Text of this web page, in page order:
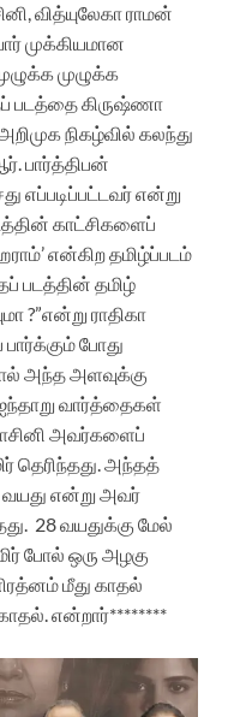
வித்யுலேகா ராமன்
முக்கியமான
முழுக்க
படத்தைகிருஷ்ணா
நிகழ்வில் கலந்து
பார்த்திபன்
எப்படிப்பட்டவர் என்று
காட்சிகளைப்
என்கிற தமிழ்ப்படம்
படத்தின் தமிழ்
?”என்று ராதிகா
போது
அந்த அளவுக்கு
வார்த்தைகள்
அவர்களைப்
தெரிந்தது. அந்தத்
வயது என்று அவர்
28 வயதுக்கு மேல்
போல் ஒரு அழகு
மீது காதல்
என்றார்********